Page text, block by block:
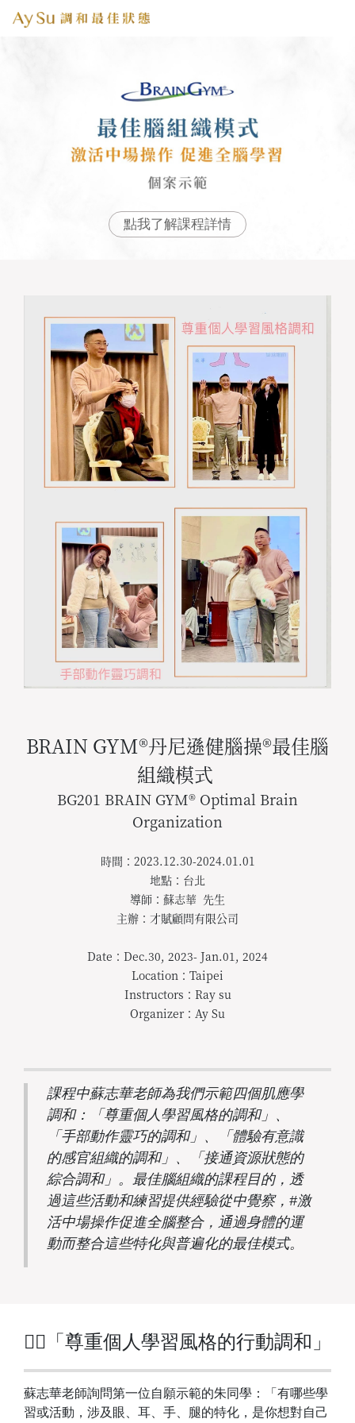
點我了解課程詳情
BRAIN GYM®丹尼遜健腦操®最佳腦
組織模式
BG201 BRAIN GYM® Optimal Brain
Organization
時間：2023.12.30-2024.01.01
地點：台北
導師：蘇志華 先生
主辦：才賦顧問有限公司
Date：Dec.30, 2023- Jan.01, 2024
Location：Taipei
Instructors：Ray su
Organizer：Ay Su
課程中蘇志華老師為我們示範四個肌應學
調和：「尊重個人學習風格的調和」、
「手部動作靈巧的調和」、「體驗有意識
的感官組織的調和」、「接通資源狀態的
綜合調和」。最佳腦組織的課程目的，透
過這些活動和練習提供經驗從中覺察，#激
活中場操作促進全腦整合，通過身體的運
動而整合這些特化與普遍化的最佳模式。
👉🏻「尊重個人學習風格的行動調和」
蘇志華老師詢問第一位自願示範的朱同學：「有哪些學
習或活動，涉及眼、耳、手、腿的特化，是你想對自己